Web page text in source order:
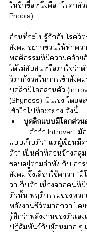
ในอีกชื่อหนึ่งคือ “โรคกลัว
Phobia)
ก่อนที่จะไปรู้จักกับโรควิต
สังคม อยากชวนให้ทำคว
พฤติกรรมที่มีความคล้าย
ได้ไม่สับสนหรือตกใจว่าตั
วิตกกังวลในการเข้าสังค
บุคลิกมีโลกส่วนตัว
(Shyness) นั่นเอง โดย
เข้าใจไปที่ละอย่าง ดังนี้
บุคลิกแบบมีโลกส่วน
แบบเก็บตัว” แต่ผู้เขียนมี
ตัว” เป็นคำที่ค่อนข้างคลุ
ชอบอยู่ตามลำพัง กับ กา
สังคม จึงเลือกใช้คำว่า “
ว่าเก็บตัว เนื่องจากคนที่
ตัวนั้น พฤติกรรมของพวก
พลังงานชีวิตมากกว่า โด
รู้สึกว่าพลังงานของตัวเอ
ปฏิสัมพันธ์กับผู้คนมาก ๆ